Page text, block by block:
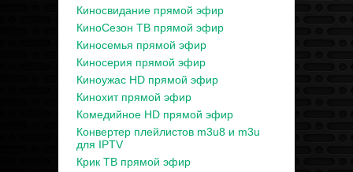
Киносвидание прямой эфир
КиноСезон ТВ прямой эфир
Киносемья прямой эфир
Киносерия прямой эфир
Киноужас HD прямой эфир
Кинохит прямой эфир
Комедийное HD прямой эфир
Конвертер плейлистов m3u8 и m3u
для IPTV
Крик ТВ прямой эфир